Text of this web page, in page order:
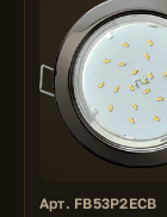
Арт. FB53P2ECB